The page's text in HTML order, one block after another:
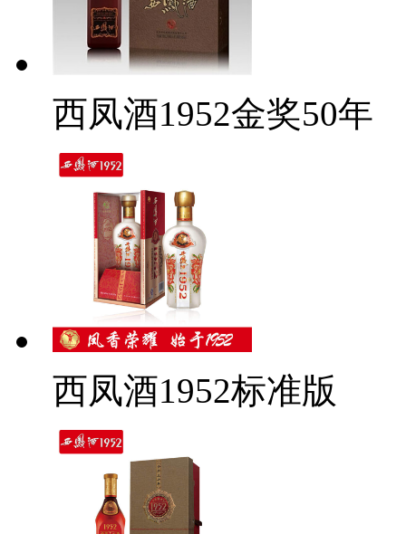
西凤酒1952金奖50年
西凤酒1952标准版